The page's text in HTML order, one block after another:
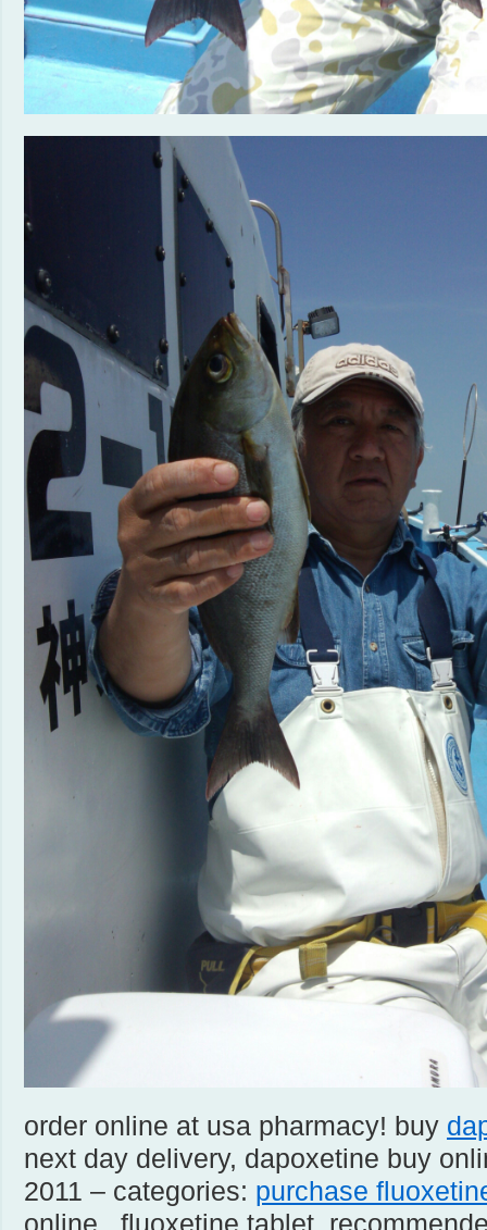
order online at usa pharmacy! buy
next day delivery, dapoxetine buy
2011 – categories: purchase
online , fluoxetine tablet,